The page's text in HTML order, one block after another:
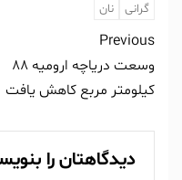
گرانی نان
Previous
وسعت دریاچه ارومیه ۸۸
کیلومتر مربع کاهش یافت
دیدگاهتان را